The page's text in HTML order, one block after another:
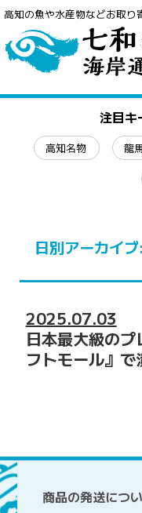
高知の魚や水産物などお取り
注目キ
高知名物 龍
日別アーカイブ:
2025.07.03
日本最大級の
フトモール』で
商品の発送につ